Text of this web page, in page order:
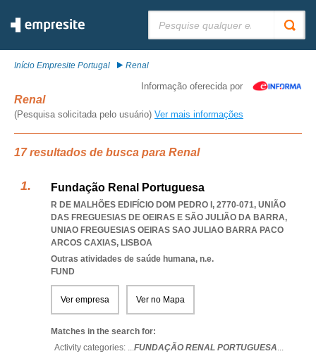
Início Empresite Portugal Renal
Informação oferecida por
Renal
(Pesquisa solicitada pelo usuário) Ver mais informações
17 resultados de busca para Renal
Fundação Renal Portuguesa
R DE MALHÕES EDIFÍCIO DOM PEDRO I, 2770-071, UNIÃO
DAS FREGUESIAS DE OEIRAS E SÃO JULIÃO DA BARRA,
UNIAO FREGUESIAS OEIRAS SAO JULIAO BARRA PACO
ARCOS CAXIAS, LISBOA
Outras atividades de saúde humana, n.e.
FUND
Ver empresa Ver no Mapa
Matches in the search for:
Activity categories: ...FUNDAÇÃO RENAL PORTUGUESA...